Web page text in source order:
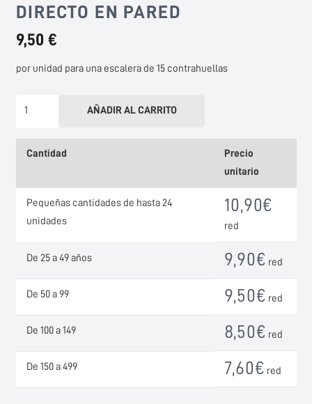
DIRECTO EN PARED
9,50 €
por unidad para una escalera de 15 contrahuellas
für
direkte
AÑADIR AL CARRITO
Cantidad
Precio
unitario
Pequeñas cantidades de hasta 24
unidades
10,90€
red
De 25 a 49 años 9,90€ red
De 50 a 99 9,50€ red
De 100 a 149 8,50€ red
De 150 a 499 7,60€ red